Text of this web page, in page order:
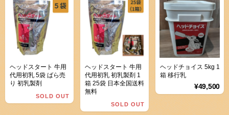
ヘッドスタート 牛用
代用初乳 5袋 ばら売
り 初乳製剤
SOLD OUT
ヘッドスタート 牛用
代用初乳 初乳製剤 1
箱 25袋 日本全国送料
無料
SOLD OUT
ヘッドチョイス 5kg 1
箱 移行乳
¥49,500